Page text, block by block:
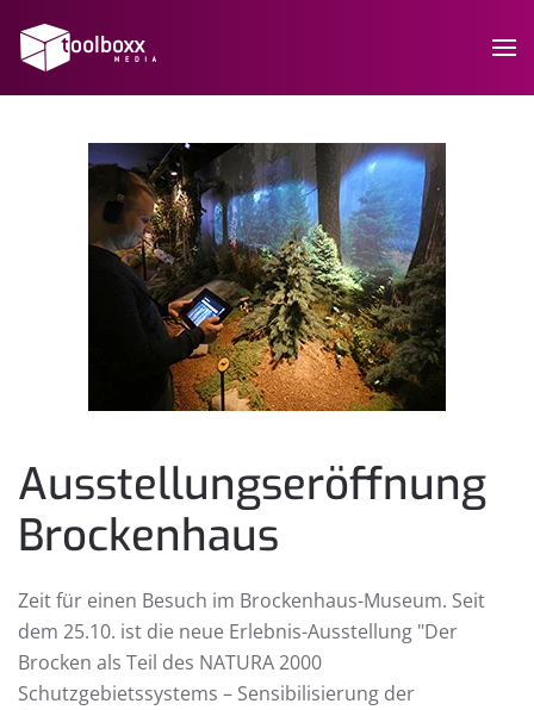
Ausstellungs­eröffnung
Brockenhaus
Zeit für einen Besuch im Brockenhaus-Museum. Seit
dem 25.10. ist die neue Erlebnis-Ausstellung "Der
Brocken als Teil des NATURA 2000
Schutzgebietssystems – Sensibilisierung der